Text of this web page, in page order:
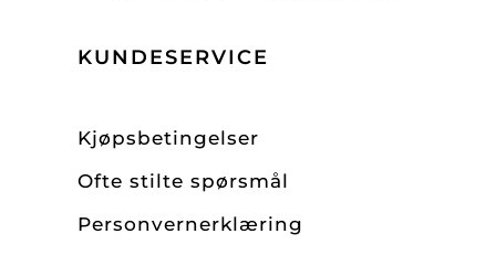
KUNDESERVICE
Kjøpsbetingelser
Ofte stilte spørsmål
Personvernerklæring